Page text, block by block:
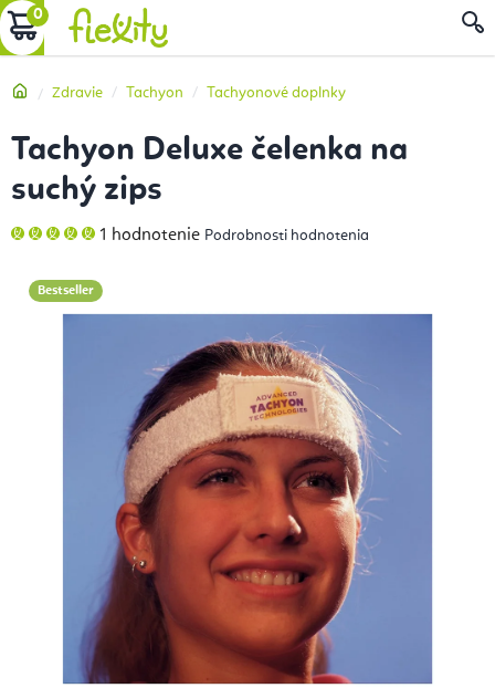
Prejsť
na
NÁKUPNÝ
Domov
Zdravie Tachyon Tachyonové doplnky
Tachyon Deluxe čelenka na
suchý zips
Priemerné
hodnotenie
5,0
z
1 hodnotenie Podrobnosti hodnotenia
Bestseller